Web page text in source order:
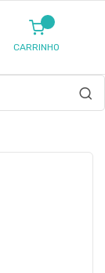
CARRINHO